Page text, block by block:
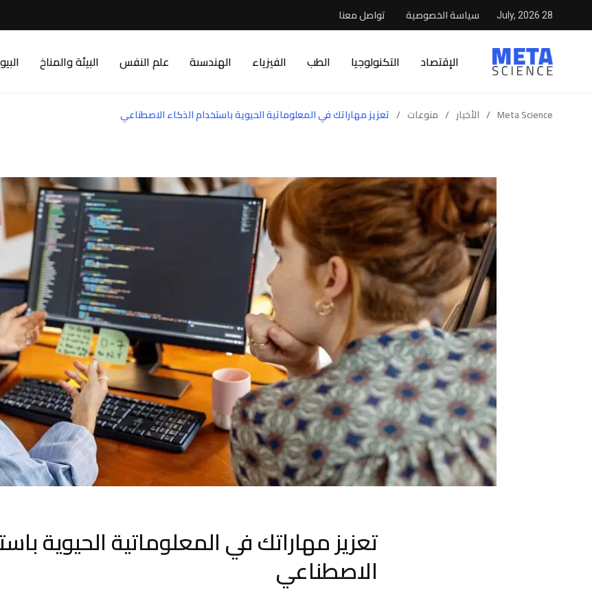
28 July, 2026 سياسة الخصوصية تواصل معنا
الإقتصاد التكنولوجيا الطب الفيزياء الهندسىة علم النفس البيئة والمناخ
Meta Science
/ الأخبار / منوعات / تعزيز مهاراتك في المعلوماتية الحيوية باستخدام الذكاء الاصطناعي
تعزيز مهاراتك في المعلوماتية الحيوية
الاصطناعي